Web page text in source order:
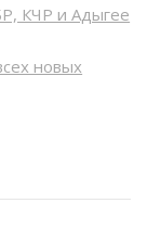
КЧР и Адыгее
новых